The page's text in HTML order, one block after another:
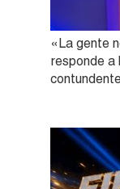
«La gente
responde a